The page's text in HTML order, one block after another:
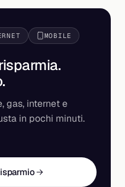
MOBILE
.
gas, internet e
in pochi minuti.